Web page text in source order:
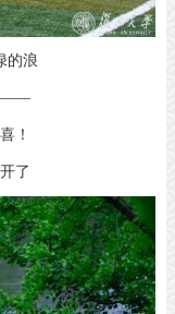
的浪
——
！
了